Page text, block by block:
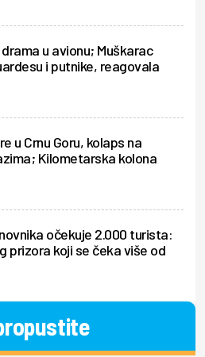
u avionu; Muškarac
i putnike, reagovala
u Crnu Goru, kolaps na
Kilometarska kolona
očekuje 2.000 turista:
prizora koji se čeka više od